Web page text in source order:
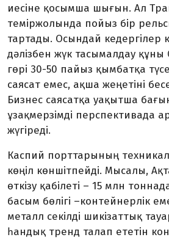
иесіне қосымша шығын. Ал
теміржолында пойыз бір
тартады. Осындай кедергілер
дәлізбен жүк тасымалдау құны
гөрі 30-50 пайыз қымбатқа
саясат емес, ақша жеңетіні
Бизнес саясатқа уақытша
ұзақмерзімді перспективада
жүгіреді.
Каспий порттарының
көңіл көншітпейді. Мысалы,
өткізу қабілеті – 15 млн
басым бөлігі –кон­тейнерлік
металл секілді шикізаттық
һан­дық тренд талап ететін